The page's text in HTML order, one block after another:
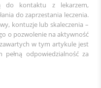
do kontaktu z lekarzem,
do zaprzestania leczenia.
kontuzje lub skaleczenia –
o pozwolenie na aktywność
w tym artykule jest
odpowiedzialność za